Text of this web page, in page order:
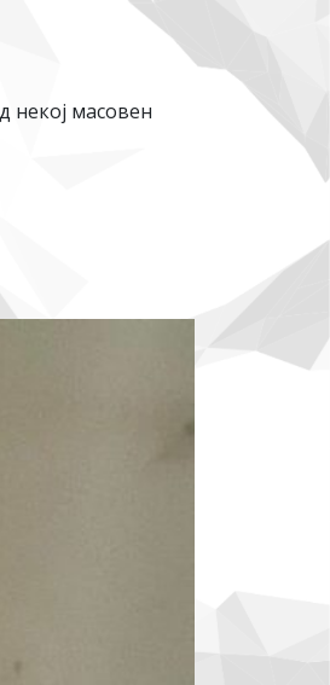
некој масовен